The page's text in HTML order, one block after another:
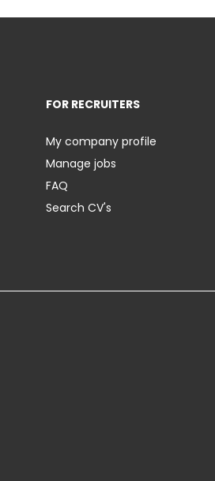
FOR RECRUITERS
My company profile
Manage jobs
FAQ
Search CV's